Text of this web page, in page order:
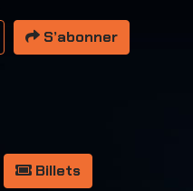
S’abonner
Billets